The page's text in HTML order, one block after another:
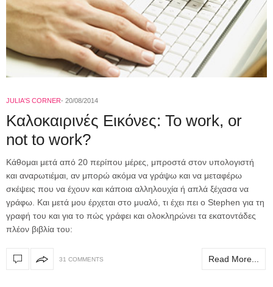
JULIA'S CORNER 20/08/2014
Καλοκαιρινές Εικόνες: To work, or
not to work?
Kάθομαι μετά από 20 περίπου μέρες, μπροστά στον υπολογιστή
και αναρωτιέμαι, αν μπορώ ακόμα να γράψω και να μεταφέρω
σκέψεις που να έχουν και κάποια αλληλουχία ή απλά ξέχασα να
γράφω. Και μετά μου έρχεται στο μυαλό, τι έχει πει ο Stephen για τη
γραφή του και για το πώς γράφει και ολοκληρώνει τα εκατοντάδες
πλέον βιβλία του:
31 COMMENTS Read More...